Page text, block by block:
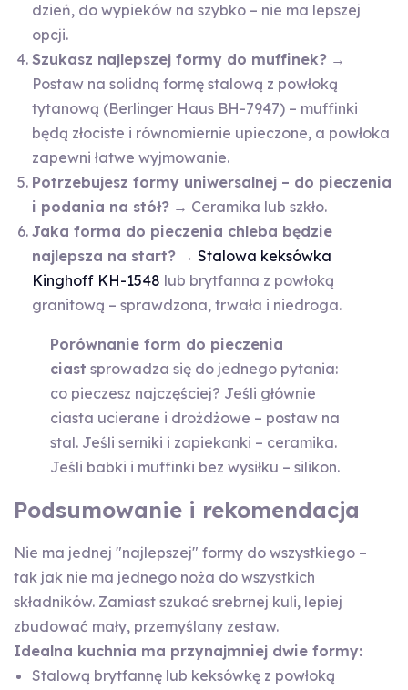
dzień, do wypieków na szybko – nie ma lepszej
opcji.
Szukasz najlepszej formy do muffinek? →
Postaw na solidną formę stalową z powłoką
tytanową (Berlinger Haus BH-7947) – muffinki
będą złociste i równomiernie upieczone, a powłoka
zapewni łatwe wyjmowanie.
Potrzebujesz formy uniwersalnej – do pieczenia
i podania na stół? → Ceramika lub szkło.
Jaka forma do pieczenia chleba będzie
najlepsza na start? → Stalowa keksówka
Kinghoff KH-1548 lub brytfanna z powłoką
granitową – sprawdzona, trwała i niedroga.
Porównanie form do pieczenia
ciast sprowadza się do jednego pytania:
co pieczesz najczęściej? Jeśli głównie
ciasta ucierane i drożdżowe – postaw na
stal. Jeśli serniki i zapiekanki – ceramika.
Jeśli babki i muffinki bez wysiłku – silikon.
Podsumowanie i rekomendacja
Nie ma jednej "najlepszej" formy do wszystkiego –
tak jak nie ma jednego noża do wszystkich
składników. Zamiast szukać srebrnej kuli, lepiej
zbudować mały, przemyślany zestaw.
Idealna kuchnia ma przynajmniej dwie formy:
Stalową brytfannę lub keksówkę z powłoką